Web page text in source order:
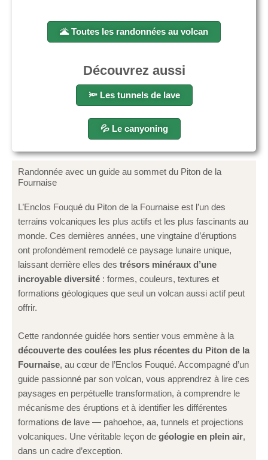
🌋 Toutes les randonnées au volcan
Découvrez aussi
🔦 Les tunnels de lave
💦 Le canyoning
Randonnée avec un guide au sommet du Piton de la
Fournaise
L’Enclos Fouqué du Piton de la Fournaise est l’un des
terrains volcaniques les plus actifs et les plus fascinants au
monde. Ces dernières années, une vingtaine d’éruptions
ont profondément remodelé ce paysage lunaire unique,
laissant derrière elles des trésors minéraux d’une
incroyable diversité : formes, couleurs, textures et
formations géologiques que seul un volcan aussi actif peut
offrir.
Cette randonnée guidée hors sentier vous emmène à la
découverte des coulées les plus récentes du Piton de la
Fournaise, au cœur de l’Enclos Fouqué. Accompagné d’un
guide passionné par son volcan, vous apprendrez à lire ces
paysages en perpétuelle transformation, à comprendre le
mécanisme des éruptions et à identifier les différentes
formations de lave — pahoehoe, aa, tunnels et projections
volcaniques. Une véritable leçon de géologie en plein air,
dans un cadre d’exception.